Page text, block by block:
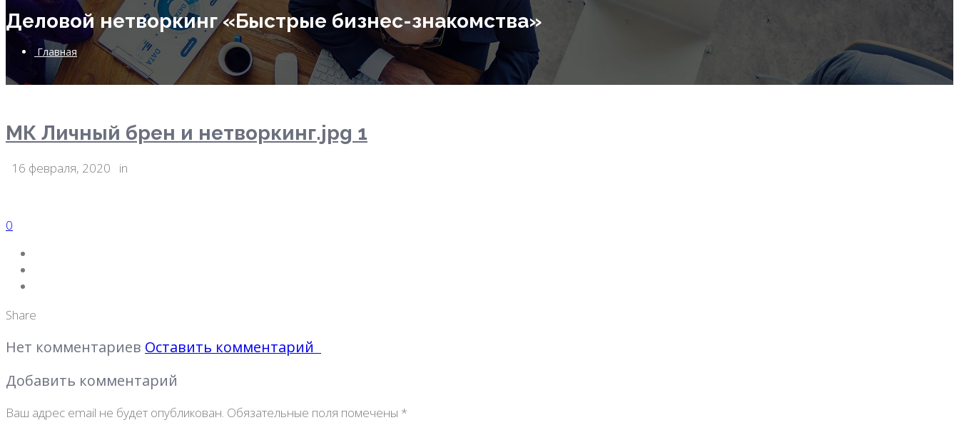
Деловой нетворкинг «Быстрые бизнес-знакомства»
Главная
МК Личный брен и нетворкинг.jpg 1
16 февраля, 2020 in
0
Share
Нет комментариев Оставить комментарий
Добавить комментарий
Ваш адрес email не будет опубликован. Обязательные поля помечены *